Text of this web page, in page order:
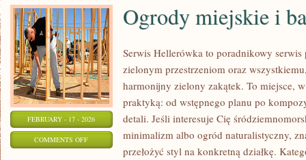
FEBRUARY - 17 - 2026
COMMENTS OFFON
Ogrody miejskie i
Serwis Hellerówka to poradnikowy
zielonym przestrzeniom oraz
harmonijny zielony zakątek. To miejsce,
praktyką: od wstępnego planu po
detali. Jeśli interesuje Cię
minimalizm albo ogród naturalistyczny,
przełożyć styl na konkretną działkę.